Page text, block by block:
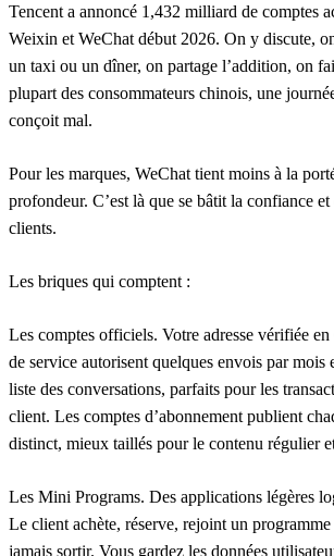
Tencent a annoncé 1,432 milliard de comptes
Weixin et WeChat début 2026. On y discute,
un taxi ou un dîner, on partage l’addition, on
plupart des consommateurs chinois, une
conçoit mal.
Pour les marques, WeChat tient moins à la
profondeur. C’est là que se bâtit la confiance et
clients.
Les briques qui comptent :
Les comptes officiels. Votre adresse vérifiée
de service autorisent quelques envois par mois
liste des conversations, parfaits pour les
client. Les comptes d’abonnement publient
distinct, mieux taillés pour le contenu régulier
Les Mini Programs. Des applications légères
Le client achète, réserve, rejoint un
jamais sortir. Vous gardez les données